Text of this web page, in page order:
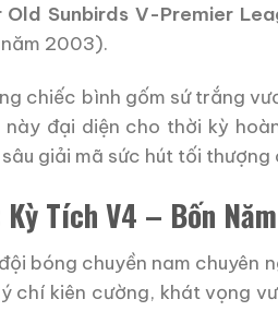
Old Sunbirds V-Premier
2003).
chiếc bình gốm sứ trắng
này đại diện cho thời kỳ
giải mã sức hút tối
Tích V4 – Bốn
bóng chuyền nam chuyên
chí kiên cường, khát vọng